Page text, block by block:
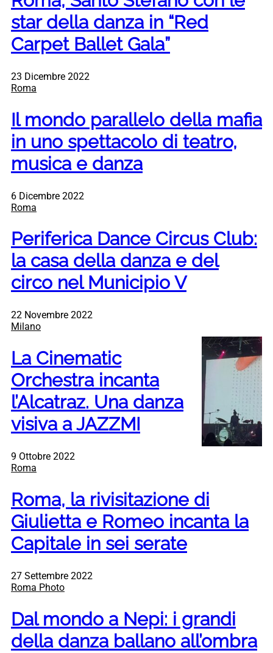
star della danza in “Red
Carpet Ballet Gala”
23 Dicembre 2022
Roma
Il mondo parallelo della mafia
in uno spettacolo di teatro,
musica e danza
6 Dicembre 2022
Roma
Periferica Dance Circus Club:
la casa della danza e del
circo nel Municipio V
22 Novembre 2022
Milano
La Cinematic
Orchestra incanta
l’Alcatraz. Una danza
visiva a JAZZMI
9 Ottobre 2022
Roma
Roma, la rivisitazione di
Giulietta e Romeo incanta la
Capitale in sei serate
27 Settembre 2022
Roma Photo
Dal mondo a Nepi: i grandi
della danza ballano all’ombra